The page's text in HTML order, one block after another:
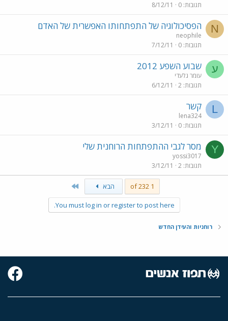
תגובות 0
8/12/11
N הפסיכולוגיה של התפתחותו האפשרית של האדם
neophile
תגובות 0
7/12/11
ע שבוע השפע 2012
עומר גלעדי
תגובות 2
6/12/11
L קשר
lena324
תגובות 0
3/12/11
Y מסר לגבי ההתפתחות הרוחנית שלי
yossi3017
תגובות 2
3/12/11
1 of 232 הבא
You must log in or register to post here.
רוחניות והעידן החדש